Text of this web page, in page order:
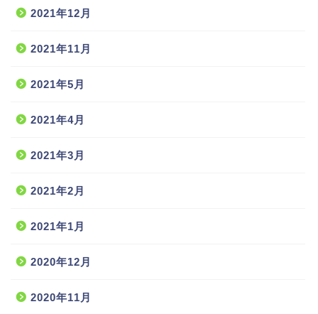
2021年12月
2021年11月
2021年5月
2021年4月
2021年3月
2021年2月
2021年1月
2020年12月
2020年11月